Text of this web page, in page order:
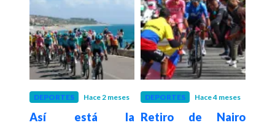
DEPORTES Hace 2 meses
Así está la
DEPORTES Hace 4 meses
Retiro de Nairo